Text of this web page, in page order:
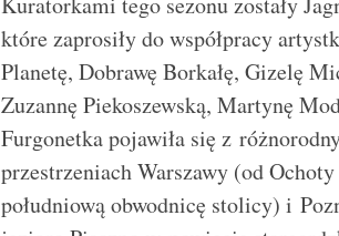
które zaprosiły do współpracy
Planetę, Dobrawę Borkałę, Gizelę
Zuzannę Piekoszewską, Martynę
Furgonetka pojawiła się z
przestrzeniach Warszawy (od
południową obwodnicę stolicy) i